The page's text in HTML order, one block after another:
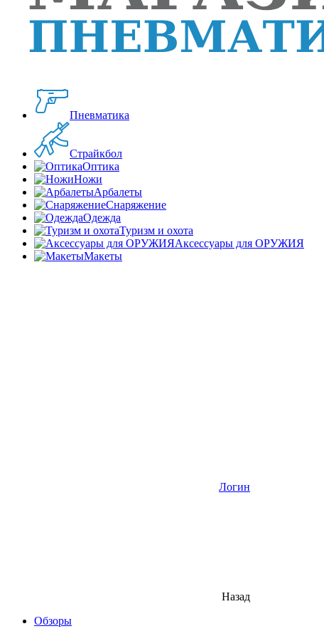
Пневматика
Страйкбол
Оптика
Ножи
Арбалеты
Снаряжение
Одежда
Туризм и охота
Аксессуары для ОРУЖИЯ
Макеты
Логин
Назад
Обзоры